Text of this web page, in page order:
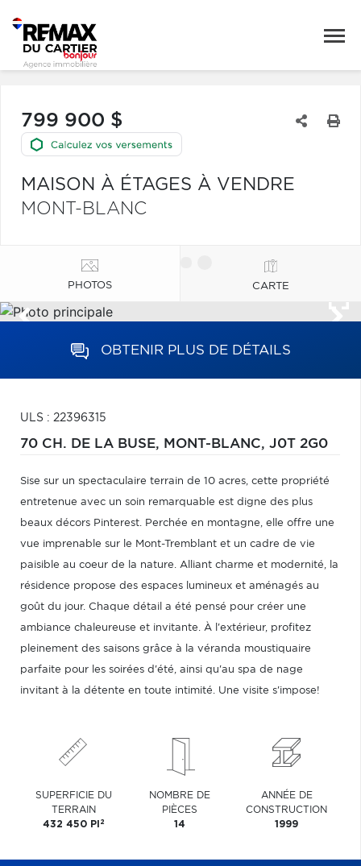
799 900 $
MAISON À ÉTAGES À VENDRE
MONT-BLANC
PHOTOS CARTE
OBTENIR PLUS DE DÉTAILS
ULS : 22396315
70 CH. DE LA BUSE, MONT-BLANC, J0T 2G0
Sise sur un spectaculaire terrain de 10 acres, cette propriété
entretenue avec un soin remarquable est digne des plus
beaux décors Pinterest. Perchée en montagne, elle offre une
vue imprenable sur le Mont-Tremblant et un cadre de vie
paisible au coeur de la nature. Alliant charme et modernité, la
résidence propose des espaces lumineux et aménagés au
goût du jour. Chaque détail a été pensé pour créer une
ambiance chaleureuse et invitante. À l'extérieur, profitez
pleinement des saisons grâce à la véranda moustiquaire
parfaite pour les soirées d'été, ainsi qu'au spa de nage
invitant à la détente en toute intimité. Une visite s'impose!
SUPERFICIE DU
TERRAIN
432 450 PI 2
NOMBRE DE
PIÈCES
14
ANNÉE DE
CONSTRUCTION
1999